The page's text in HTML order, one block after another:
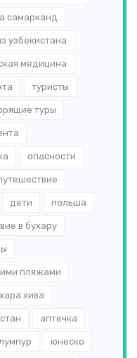
самарканд
узбекистана
медицина
туристы
туры
опасности
дети польша
в бухару
пляжами
хива
аптечка
юнеско